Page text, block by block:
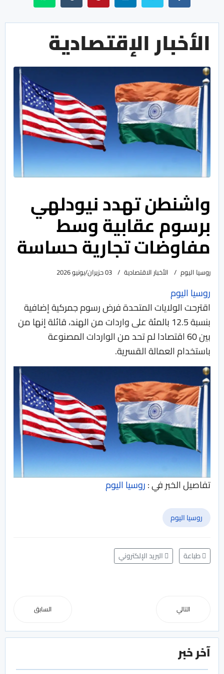
الأخبار الإقتصادية
واشنطن تهدد نيودلهي
برسوم عقابية وسط
مفاوضات تجارية حساسة
روسيا اليوم الأخبار الاقتصادية 03 حزيران/يونيو 2026
روسيا اليوم
اقترحت الولايات المتحدة فرض رسوم جمركية إضافية
بنسبة 12.5 بالمئة على واردات من الهند، قائلة ​إنها من
بين 60 اقتصادا لم تحد من ‌الواردات المصنوعة
باستخدام العمالة القسرية.
تفاصيل الخبر في :روسيا اليوم
روسيا اليوم
طباعة البريد الإلكتروني
السابق التالي
آخر خبر